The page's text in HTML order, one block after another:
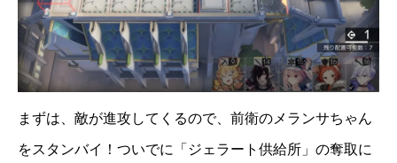
まずは、敵が進攻してくるので、前衛のメランサちゃん
をスタンバイ！ついでに「ジェラート供給所」の奪取に